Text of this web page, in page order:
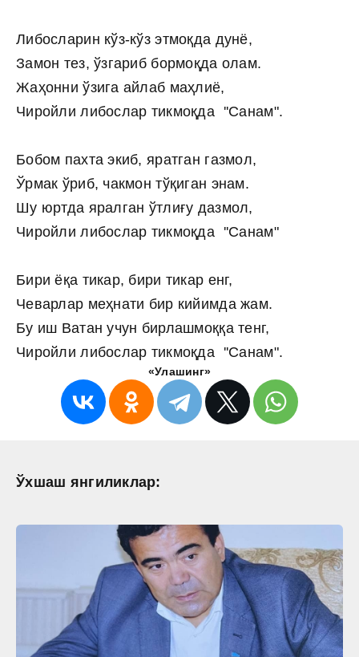
Либосларин кўз-кўз этмоқда дунё,
Замон тез, ўзгариб бормоқда олам.
Жаҳонни ўзига айлаб маҳлиё,
Чиройли либослар тикмоқда ''Санам".
Бобом пахта экиб, яратган газмол,
Ўрмак ўриб, чакмон тўқиган энам.
Шу юртда яралган ўтлиғу дазмол,
Чиройли либослар тикмоқда ''Санам"
Бири ёқа тикар, бири тикар енг,
Чеварлар меҳнати бир кийимда жам.
Бу иш Ватан учун бирлашмоққа тенг,
Чиройли либослар тикмоқда ''Санам".
«Улашинг»
Ўхшаш янгиликлар: